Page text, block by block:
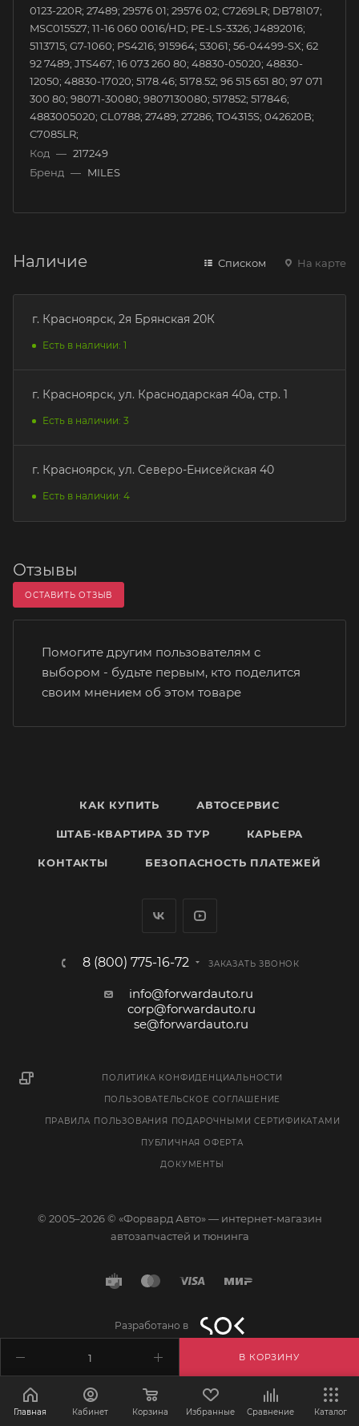
В КОРЗИНУ
0123-220R; 27489; 29576 01; 29576 02; C7269LR; DB78107;
MSC015527; 11-16 060 0016/HD; PE-LS-3326; J4892016;
5113715; G7-1060; PS4216; 915964; 53061; 56-04499-SX; 62
92 7489; JTS467; 16 073 260 80; 48830-05020; 48830-
12050; 48830-17020; 5178.46; 5178.52; 96 515 651 80; 97 071
300 80; 98071-30080; 9807130080; 517852; 517846;
4883005020; CL0788; 27489; 27286; TO4315S; 042620B;
C7085LR;
Код — 217249
Бренд — MILES
Наличие Списком На карте
г. Красноярск, 2я Брянская 20К
Есть в наличии: 1
г. Красноярск, ул. Краснодарская 40а, стр. 1
Есть в наличии: 3
г. Красноярск, ул. Северо-Енисейская 40
Есть в наличии: 4
Отзывы
ОСТАВИТЬ ОТЗЫВ
Помогите другим пользователям с
выбором - будьте первым, кто поделится
своим мнением об этом товаре
КАК КУПИТЬ АВТОСЕРВИС
ШТАБ-КВАРТИРА 3D ТУР КАРЬЕРА
КОНТАКТЫ БЕЗОПАСНОСТЬ ПЛАТЕЖЕЙ
8 (800) 775-16-72 ЗАКАЗАТЬ ЗВОНОК
info@forwardauto.ru
corp@forwardauto.ru
se@forwardauto.ru
ПОЛИТИКА КОНФИДЕНЦИАЛЬНОСТИ
ПОЛЬЗОВАТЕЛЬСКОЕ СОГЛАШЕНИЕ
ПРАВИЛА ПОЛЬЗОВАНИЯ ПОДАРОЧНЫМИ СЕРТИФИКАТАМИ
ПУБЛИЧНАЯ ОФЕРТА
ДОКУМЕНТЫ
© 2005–2026 © «Форвард Авто» — интернет-магазин
автозапчастей и тюнинга
Разработано в
Главная Кабинет Корзина Избранные Сравнение Каталог